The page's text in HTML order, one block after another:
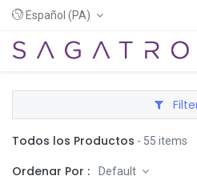
Español (PA)
Todos los Productos - 55 items
Ordenar Por : Default